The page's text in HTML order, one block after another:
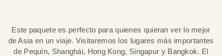
Este paquete es perfecto para quienes quieran ver lo mejor
de Asia en un viaje. Visitaremos los lugares más importantes
de Pequín, Shanghái, Hong Kong, Singapur y Bangkok. El